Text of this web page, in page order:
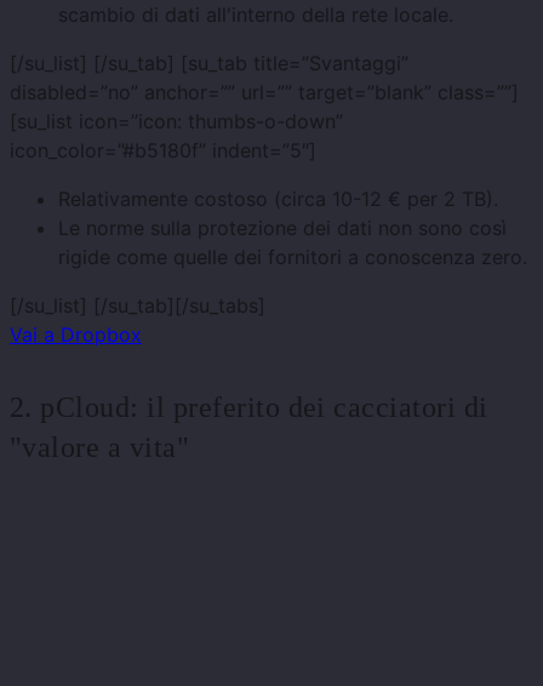
scambio di dati all'interno della rete locale.
[/su_list] [/su_tab] [su_tab title=”Svantaggi”
disabled=”no” anchor=”” url=”” target=”blank” class=””]
[su_list icon=”icon: thumbs-o-down”
icon_color=”#b5180f” indent=”5″]
Relativamente costoso (circa 10-12 € per 2 TB).
Le norme sulla protezione dei dati non sono così
rigide come quelle dei fornitori a conoscenza zero.
[/su_list] [/su_tab][/su_tabs]
Vai a Dropbox
2. pCloud: il preferito dei cacciatori di
"valore a vita"